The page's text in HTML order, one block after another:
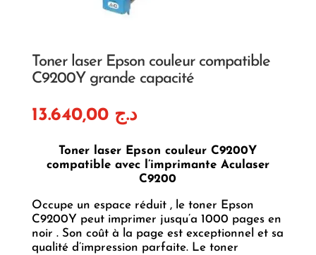
Toner laser Epson couleur compatible
C9200Y grande capacité
د.ج 13.640,00
Toner laser Epson couleur C9200Y
compatible avec l’imprimante Aculaser
C9200
Occupe un espace réduit , le toner Epson
C9200Y peut imprimer jusqu’a 1000 pages en
noir . Son coût à la page est exceptionnel et sa
qualité d’impression parfaite. Le toner